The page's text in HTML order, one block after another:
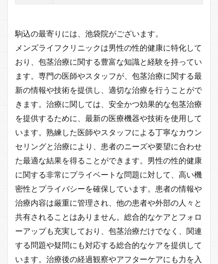
駒込の最寄りには、池袋院がございます。
メンズライフクリニックは男性の性的健康に特化して
おり、包茎治療に関する豊富な知識と経験を持ってい
ます。専門の医師やスタッフが、包茎治療に関する最
新の情報や技術を提供し、適切な治療を行うことがで
きます。治療に関しては、安全かつ効果的な包茎治療
を提供するために、最新の医療機器や技術を使用して
います。熟練した医師やスタッフによる丁寧なカウン
セリングと治療により、患者のニーズや要望に合わせ
た最適な結果を得ることができます。男性の性的健康
に関する非常にプライベートな問題に対して、高い機
密性とプライバシーを確保しています。患者の情報や
治療内容は厳重に管理され、他の患者や外部の人々と
共有されることはありません。総合的なケアとフォロ
ーアップも充実しており、包茎治療だけでなく、関連
する問題や疑問にも対応する総合的なケアを提供して
います。治療後の経過観察やアフターケアにも力を入